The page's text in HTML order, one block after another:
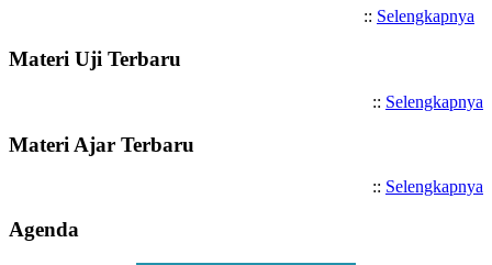
:: Selengkapnya
Materi Uji Terbaru
:: Selengkapnya
Materi Ajar Terbaru
:: Selengkapnya
Agenda